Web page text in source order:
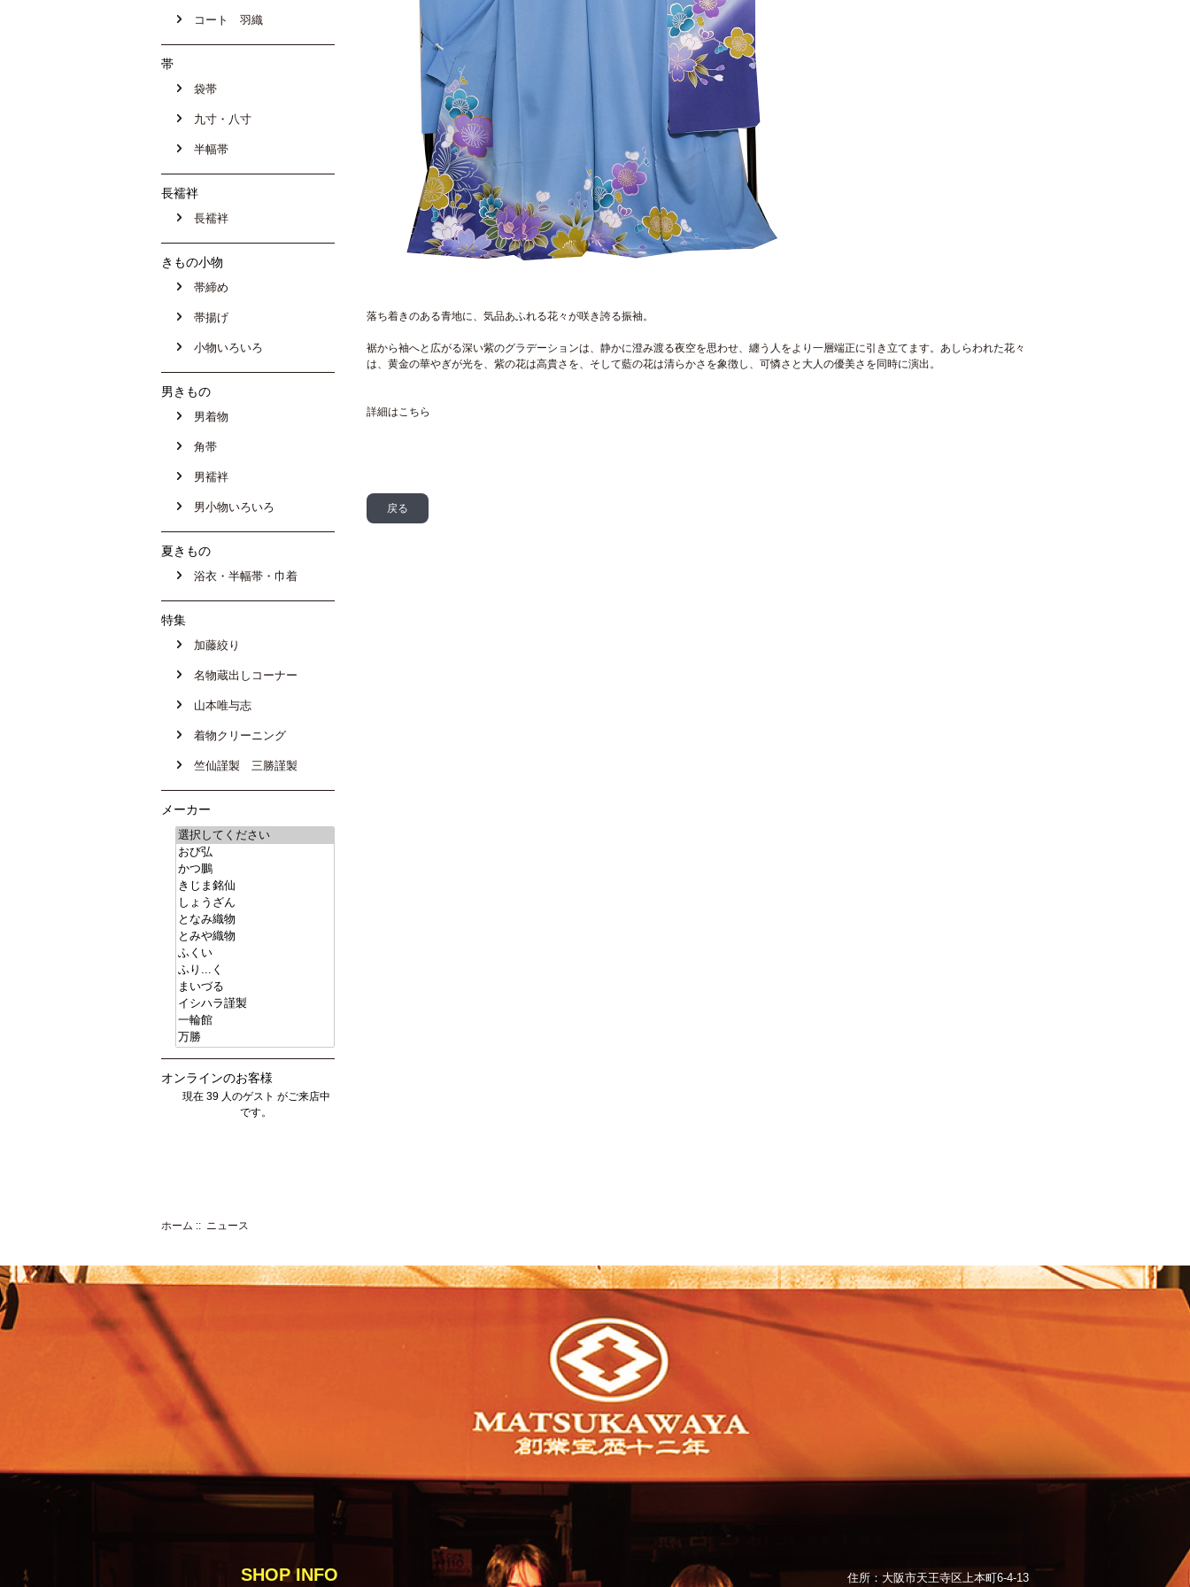
コート 羽織
帯
袋帯
九寸・八寸
半幅帯
長襦袢
長襦袢
きもの小物
帯締め
帯揚げ
小物いろいろ
男きもの
男着物
角帯
男襦袢
男小物いろいろ
夏きもの
浴衣・半幅帯・巾着
特集
加藤絞り
名物蔵出しコーナー
山本唯与志
着物クリーニング
竺仙謹製 三勝謹製
メーカー
オンラインのお客様
現在 39 人のゲスト がご来店中
です。
落ち着きのある青地に、気品あふれる花々が咲き誇る振袖。
裾から袖へと広がる深い紫のグラデーションは、静かに澄み渡る夜空を思わせ、纏う人をより一層端正に引き立てます。あしらわれた花々
は、黄金の華やぎが光を、紫の花は高貴さを、そして藍の花は清らかさを象徴し、可憐さと大人の優美さを同時に演出。
詳細はこちら
戻る
ホーム :: ニュース
SHOP INFO 住所：大阪市天王寺区上本町6-4-13